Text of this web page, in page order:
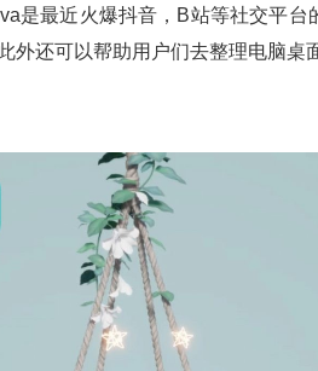
是最近火爆抖音，B站等社交平
外还可以帮助用户们去整理电脑